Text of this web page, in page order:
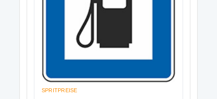
SPRITPREISE